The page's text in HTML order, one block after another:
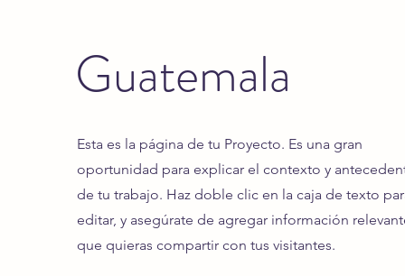
Guatemala
Esta es la página de tu Proyecto. Es una gran
oportunidad para explicar el contexto y
de tu trabajo. Haz doble clic en la caja de texto
editar, y asegúrate de agregar información
que quieras compartir con tus visitantes.